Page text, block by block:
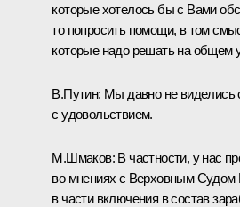
которые хотелось бы с Вами
то попросить помощи, в том
которые надо решать на общем
В.Путин: Мы давно не виделись
с удовольствием.
М.Шмаков: В частности, у нас
во мнениях с Верховным Судом
в части включения в состав